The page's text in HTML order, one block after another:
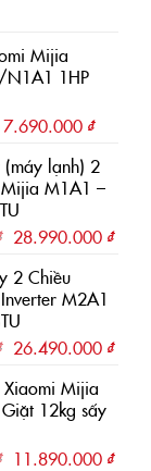
Mijia
N1A1 1HP
Giá
là:
7.990.000 ₫.
7.690.000 ₫Giá
tại
là:
lạnh) 2
M1A1 –
Giá
là:
31.990.000 ₫.
28.990.000 ₫Giá
2 Chiều
M2A1
Giá
là:
26.990.000 ₫.
26.490.000 ₫Giá
Mijia
12kg sấy
Giá
11.890.000 ₫Giá